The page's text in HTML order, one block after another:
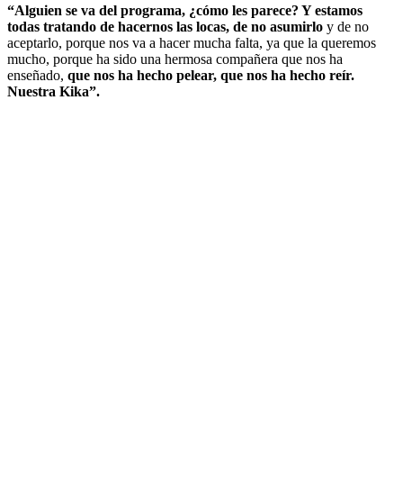
“Alguien se va del programa, ¿cómo les parece? Y estamos
todas tratando de hacernos las locas, de no asumirlo y de no
aceptarlo, porque nos va a hacer mucha falta, ya que la queremos
mucho, porque ha sido una hermosa compañera que nos ha
enseñado, que nos ha hecho pelear, que nos ha hecho reír.
Nuestra Kika”.